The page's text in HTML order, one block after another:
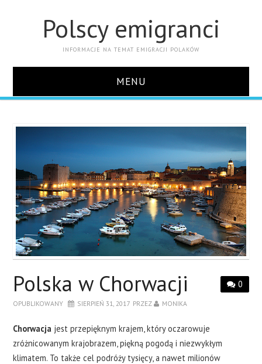
Polscy emigranci
INFORMACJE NA TEMAT EMIGRACJI POLAKÓW
MENU
0
Polska w Chorwacji
OPUBLIKOWANY SIERPIEŃ 31, 2017 PRZEZ MONIKA
Chorwacja jest przepięknym krajem, który oczarowuje
zróżnicowanym krajobrazem, piękną pogodą i niezwykłym
klimatem. To także cel podróży tysięcy, a nawet milionów